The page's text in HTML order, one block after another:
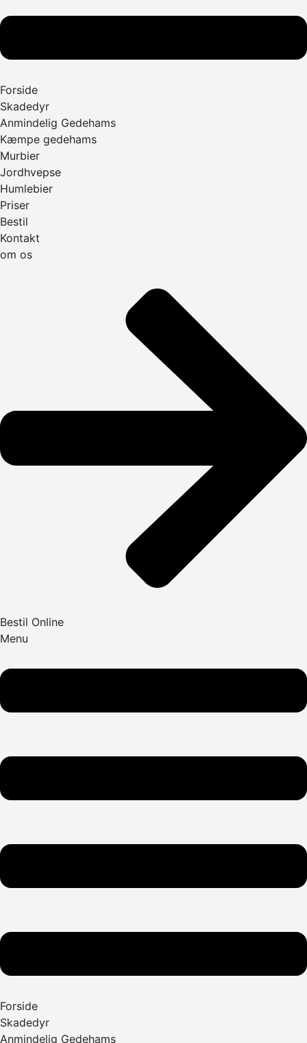
Forside
Skadedyr
Anmindelig Gedehams
Kæmpe gedehams
Murbier
Jordhvepse
Humlebier
Priser
Bestil
Kontakt
om os
Bestil Online
Menu
Forside
Skadedyr
Anmindelig Gedehams